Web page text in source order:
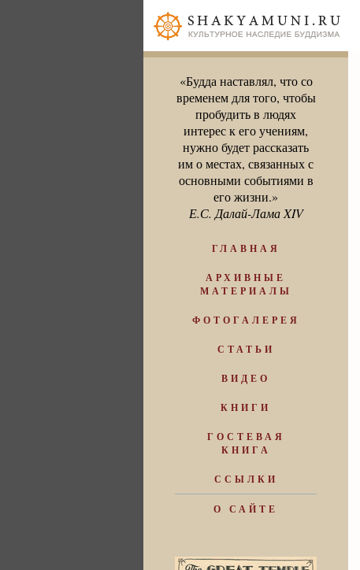
«Будда наставлял, что со
временем для того, чтобы
пробудить в людях
интерес к его учениям,
нужно будет рассказать
им о местах, связанных с
основными событиями в
его жизни.»
Е.С. Далай-Лама XIV
ГЛАВНАЯ
АРХИВНЫЕ
МАТЕРИАЛЫ
ФОТОГАЛЕРЕЯ
СТАТЬИ
ВИДЕО
КНИГИ
ГОСТЕВАЯ
КНИГА
ССЫЛКИ
О САЙТЕ